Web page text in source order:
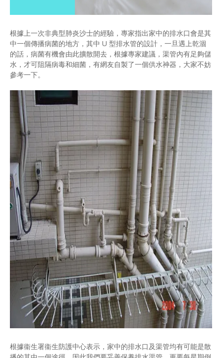
根據上一次非典型肺炎沙士的經驗，專家指出家中的排水口會是其
中一個傳播病菌的地方，其中 U 型排水管的設計，一旦遇上乾涸
的話，病菌有機會由此擴散開去，根據專家建議，渠管內有足夠儲
水，才可阻隔病毒和細菌，有網友自製了一個供水神器，大家不妨
參考一下。
根據衞生署衞生防護中心表示，家中的排水口及渠管均有可能是散